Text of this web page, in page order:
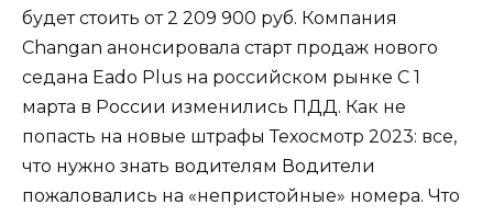
будет стоить от 2 209 900 руб. Компания
Changan анонсировала старт продаж нового
седана Eado Plus на российском рынке С 1
марта в России изменились ПДД. Как не
попасть на новые штрафы Техосмотр 2023: все,
что нужно знать водителям Водители
пожаловались на «непристойные» номера. Что